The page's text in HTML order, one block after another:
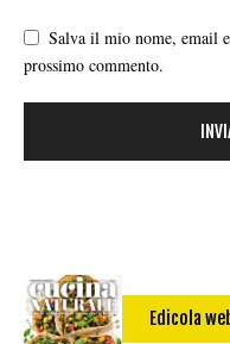
Salva il mio nome, email
prossimo commento.
Edicola